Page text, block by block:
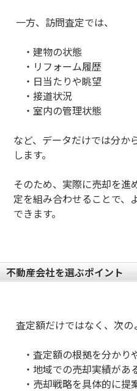
一方、訪問査定では、
・建物の状態
・ リフォーム履歴
・ 日当たりや眺望
・接道状況
・室内の管理状態
など、データだけでは分か
します。
そのため、実際に売却を進
定を組み合わせることで、
できます。
不動産会社を選ぶポイント
査定額だけではなく、次の
・査定額の根拠を分かり
・地域での売却実績があ
・ 売却戦略を具体的に提